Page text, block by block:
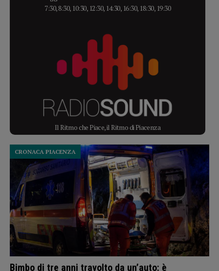
7:30, 8:30, 10:30, 12:30, 14:30, 16:30, 18:30, 19:30
Il Ritmo che Piace, il Ritmo di Piacenza
Bimbo di tre anni travolto da un’auto: è
CRONACA PIACENZA